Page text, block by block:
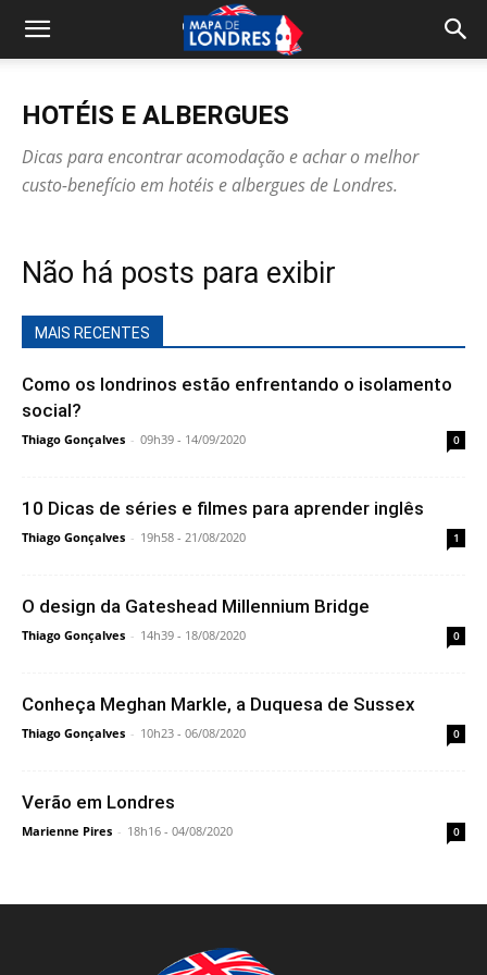
HOTÉIS E ALBERGUES
Dicas para encontrar acomodação e achar o melhor
custo-benefício em hotéis e albergues de Londres.
Não há posts para exibir
MAIS RECENTES
Como os londrinos estão enfrentando o isolamento
social?
Thiago Gonçalves - 09h39 - 14/09/2020 0
10 Dicas de séries e filmes para aprender inglês
Thiago Gonçalves - 19h58 - 21/08/2020 1
O design da Gateshead Millennium Bridge
Thiago Gonçalves - 14h39 - 18/08/2020 0
Conheça Meghan Markle, a Duquesa de Sussex
Thiago Gonçalves - 10h23 - 06/08/2020 0
Verão em Londres
Marienne Pires - 18h16 - 04/08/2020 0